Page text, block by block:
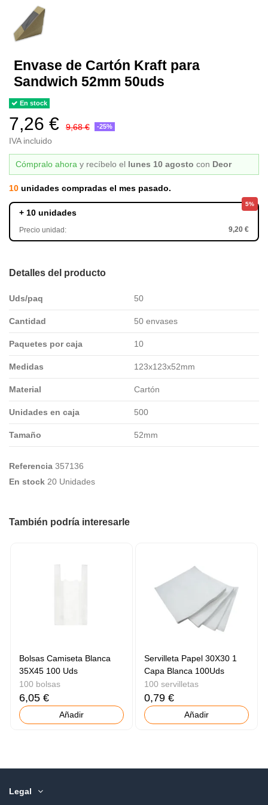
Envase de Cartón Kraft para
Sandwich 52mm 50uds
En stock
7,26 € 9,68 € -25%
IVA incluido
Cómpralo ahora y recíbelo el lunes 10 agosto con Deor
10 unidades compradas el mes pasado.
5%
+ 10 unidades
Precio unidad: 9,20 €
Detalles del producto
Uds/paq 50
Cantidad 50 envases
Paquetes por caja 10
Medidas 123x123x52mm
Material Cartón
Unidades en caja 500
Tamaño 52mm
Referencia 357136
En stock 20 Unidades
También podría interesarle
Bolsas Camiseta Blanca
35X45 100 Uds
100 bolsas
6,05 €
Añadir
Servilleta Papel 30X30 1
Capa Blanca 100Uds
100 servilletas
0,79 €
Añadir
Legal